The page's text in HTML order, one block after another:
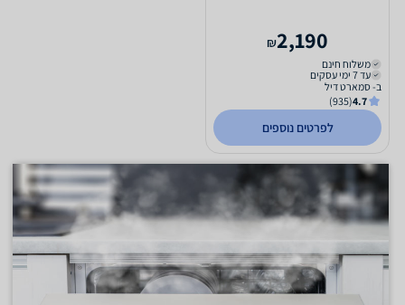
2,190
₪
משלוח חינם
עד 7 ימי עסקים
ב- סמארט דיל
4.7
(935)
לפרטים נוספים